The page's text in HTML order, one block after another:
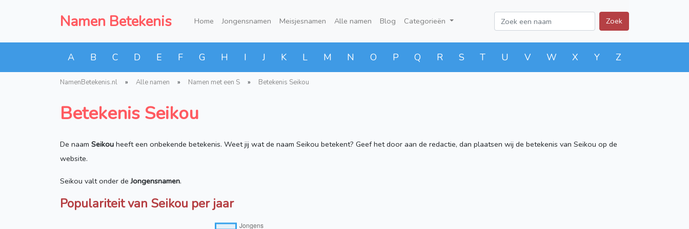
Namen Betekenis Home Jongensnamen Meisjesnamen Alle namen Blog Categorieën Zoek
A B C D E F G H I J K L M N O P Q R S T U V W X Y Z
NamenBetekenis.nl » Alle namen » Namen met een S » Betekenis Seikou
Betekenis Seikou
De naam Seikou heeft een onbekende betekenis. Weet jij wat de naam Seikou betekent? Geef het door aan de redactie, dan plaatsen wij de betekenis van Seikou op de
website.
Seikou valt onder deJongensnamen.
Populariteit van Seikou per jaar